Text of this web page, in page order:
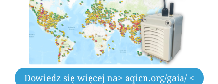
Dowiedz się więcej na> aqicn.org/gaia/ <